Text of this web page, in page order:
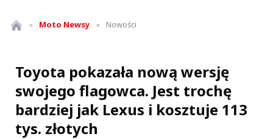
» Moto Newsy » Nowości
Toyota pokazała nową wersję
swojego flagowca. Jest trochę
bardziej jak Lexus i kosztuje 113
tys. złotych